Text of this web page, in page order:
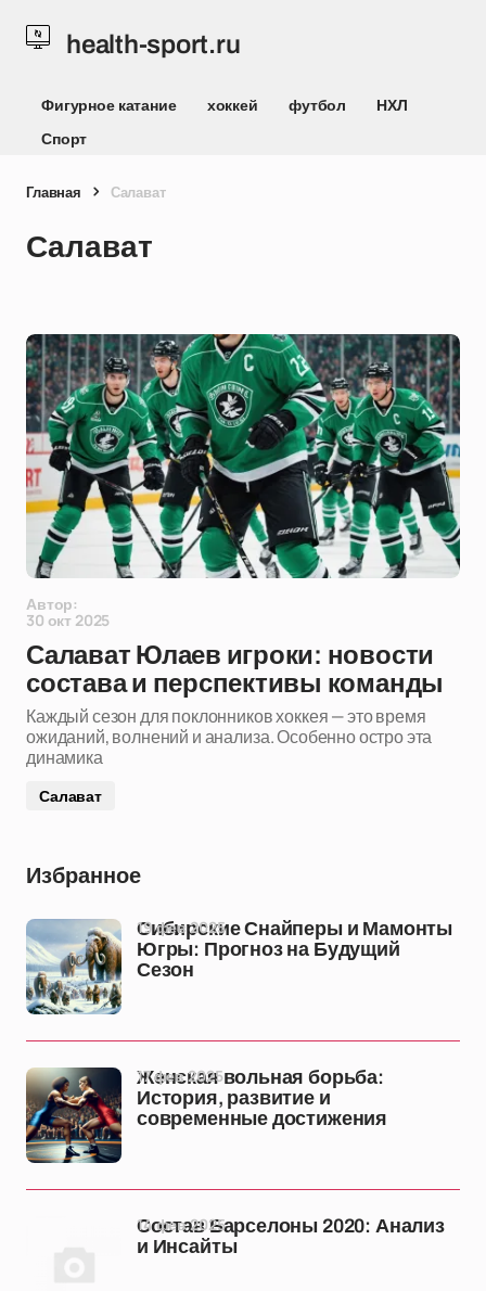
health-sport.ru
Фигурное катание хоккей футбол
НХЛ
Спорт
Главная Салават
Салават
Автор:
30 окт 2025
Салават Юлаев игроки: новости
состава и перспективы команды
Каждый сезон для поклонников хоккея — это время
ожиданий, волнений и анализа. Особенно остро эта
динамика
Салават
Избранное
Сибирские Снайперы и Мамонты
Югры: Прогноз на Будущий
Сезон
19 фев 2025
Женская вольная борьба:
История, развитие и
современные достижения
17 фев 2025
Состав Барселоны 2020: Анализ
и Инсайты
14 фев 2025